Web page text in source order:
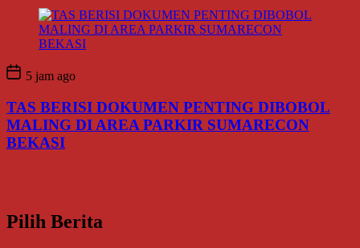
5 jam ago
TAS BERISI DOKUMEN PENTING DIBOBOL
MALING DI AREA PARKIR SUMARECON
BEKASI
Pilih Berita